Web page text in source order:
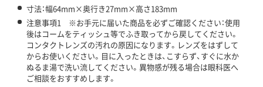
寸法：幅64mm×奥行き27mm×高さ183mm
注意事項1 ※お手元に届いた商品を必ずご確認ください：使用
後はコームをティッシュ等でふき取ってから戻してください。
コンタクトレンズの汚れの原因になります。レンズをはずして
からお使いください。目に入ったときは、こすらず、すぐに水か
ぬるま湯で洗い流してください。異物感が残る場合は眼科医へ
ご相談をおすすめします。